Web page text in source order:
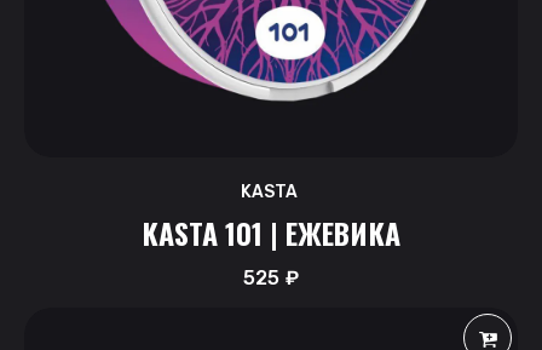
KASTA
KASTA 101 | ЕЖЕВИКА
525₽